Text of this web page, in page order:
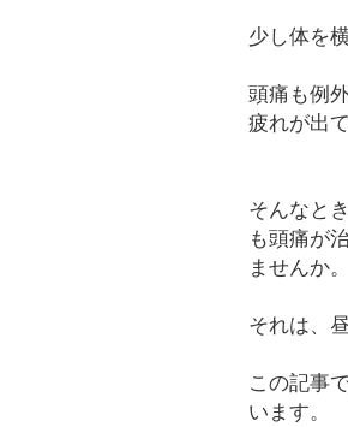
少し体を
頭痛も例
疲れが出
そんなと
も頭痛が
ませんか。
それは、
この記事で
います。